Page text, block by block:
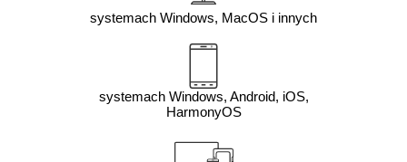
systemach Windows, MacOS i innych
systemach Windows, Android, iOS,
HarmonyOS